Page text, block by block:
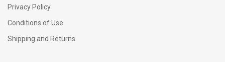
Privacy Policy
Conditions of Use
Shipping and Returns